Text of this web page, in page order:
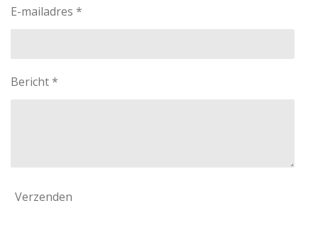
E-mailadres *
Bericht *
Verzenden